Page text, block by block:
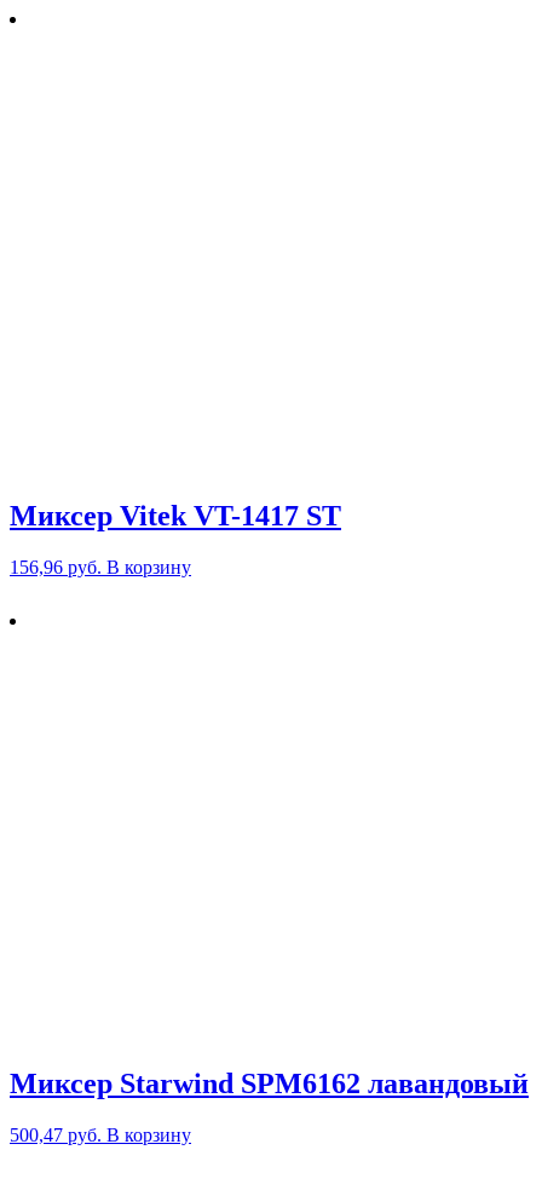
Миксер Vitek VT-1417 ST
156,96 руб. В корзину
Миксер Starwind SPM6162 лавандовый
500,47 руб. В корзину